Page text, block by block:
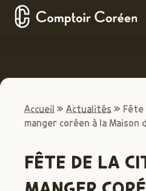
Accueil » Actualités » Fête
manger coréen à la Maison
FÊTE DE LA